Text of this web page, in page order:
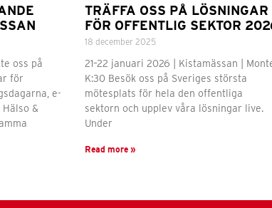
oss på
för
e-
Hälso &
TRÄFFA OSS PÅ LÖSNINGAR
FÖR OFFENTLIG SEKTOR
18 december 2025
21–22 januari 2026 | Kistamässan |
K:30 Besök oss på Sveriges största
mötesplats för hela den offentliga
sektorn och upplev våra lösningar live.
Under
Read more »